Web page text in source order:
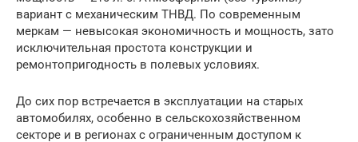
вариант с механическим ТНВД. По современным
меркам — невысокая экономичность и мощность, зато
исключительная простота конструкции и
ремонтопригодность в полевых условиях.
До сих пор встречается в эксплуатации на старых
автомобилях, особенно в сельскохозяйственном
секторе и в регионах с ограниченным доступом к